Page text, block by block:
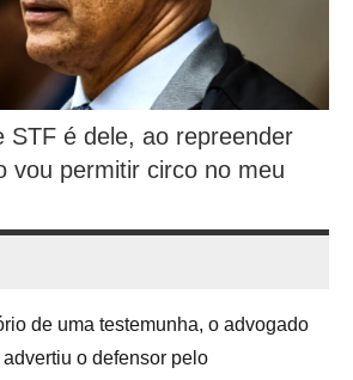
STF é dele, ao repreender
vou permitir circo no meu
de uma testemunha, o advogado
o defensor pelo